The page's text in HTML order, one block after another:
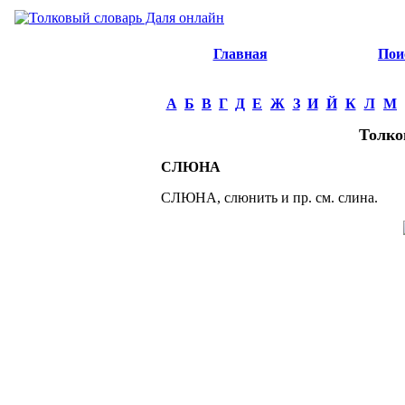
Главная
А Б В Г Д Е Ж З И Й К Л М
СЛЮНА
СЛЮНА, слюнить и пр. см. слина.